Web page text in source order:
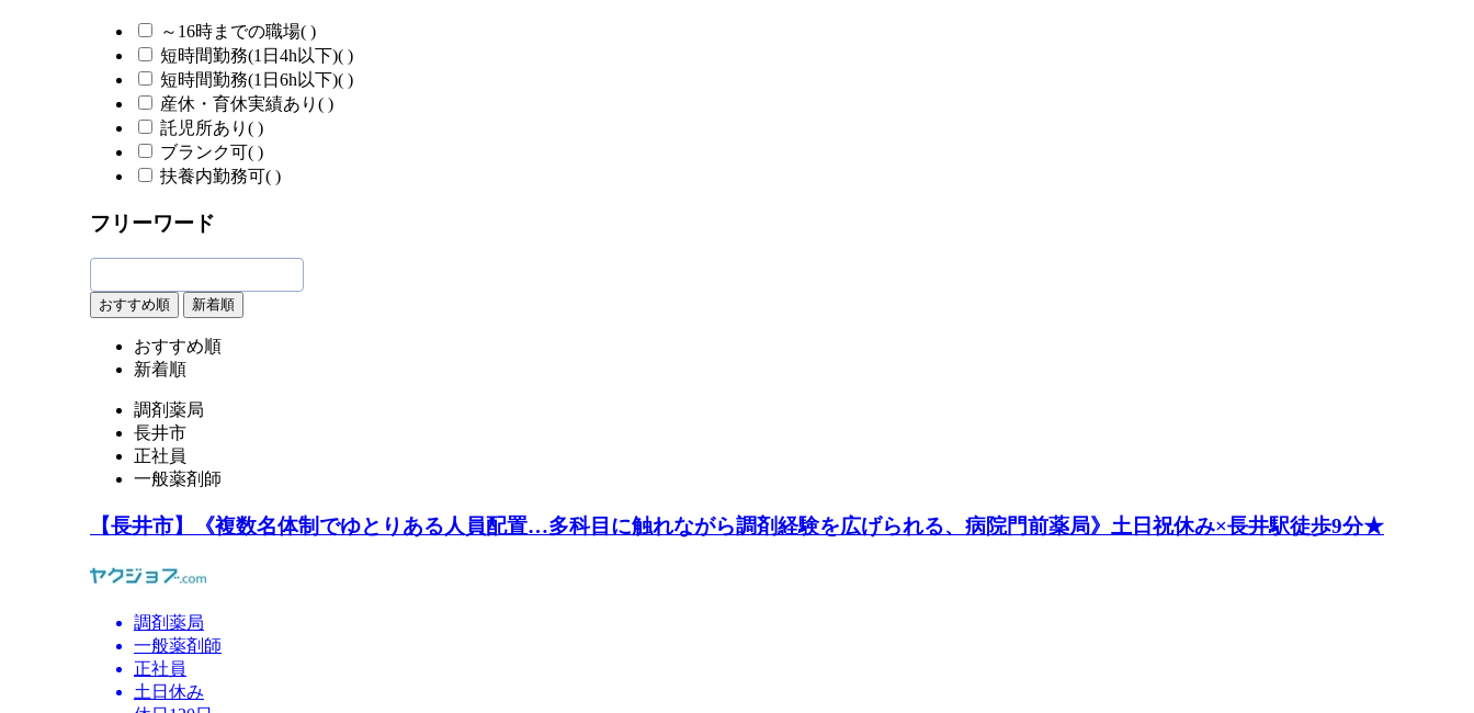
～16時までの職場( )
短時間勤務(1日4h以下)( )
短時間勤務(1日6h以下)( )
産休・育休実績あり ( )
託児所あり ( )
ブランク可( )
扶養内勤務可( )
フリーワード
おすすめ順 新着順
おすすめ順
新着順
調剤薬局
長井市
正社員
一般薬剤師
【長井市】《複数名体制でゆとりある人員配置…多科目に触れながら調剤経験を広げられる、病院門前薬局》土日祝休み×長井駅徒歩9分★
調剤薬局
一般薬剤師
正社員
土日休み